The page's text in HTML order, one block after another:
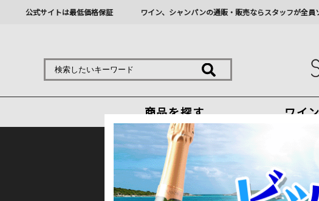
公式サイトは最低価格保証 ワイン、シャンパンの通販・販売ならスタッフが全
商品を探す ワイ
最新の
熊本地震の影響により九州への